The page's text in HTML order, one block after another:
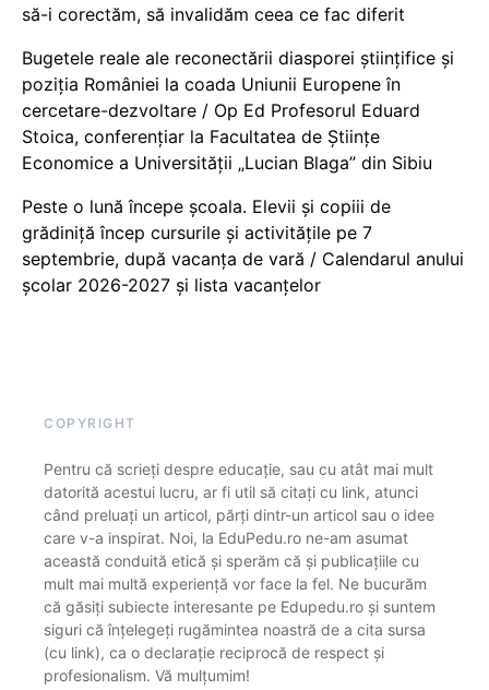
să-i corectăm, să invalidăm ceea ce fac diferit
Bugetele reale ale reconectării diasporei științifice și
poziția României la coada Uniunii Europene în
cercetare-dezvoltare / Op Ed Profesorul Eduard
Stoica, conferențiar la Facultatea de Științe
Economice a Universității „Lucian Blaga” din Sibiu
Peste o lună începe școala. Elevii și copiii de
grădiniță încep cursurile și activitățile pe 7
septembrie, după vacanța de vară / Calendarul anului
școlar 2026-2027 și lista vacanțelor
COPYRIGHT
Pentru că scrieți despre educație, sau cu atât mai mult
datorită acestui lucru, ar fi util să citați cu link, atunci
când preluați un articol, părți dintr-un articol sau o idee
care v-a inspirat. Noi, la EduPedu.ro ne-am asumat
această conduită etică și sperăm că și publicațiile cu
mult mai multă experiență vor face la fel. Ne bucurăm
că găsiți subiecte interesante pe Edupedu.ro și suntem
siguri că înțelegeți rugămintea noastră de a cita sursa
(cu link), ca o declarație reciprocă de respect și
profesionalism. Vă mulțumim!